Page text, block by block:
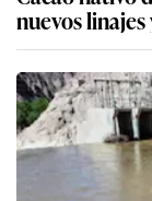
nuevos